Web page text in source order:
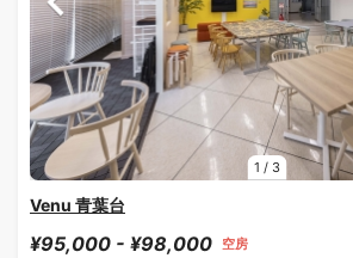
1 / 3
Venu 青葉台
¥95,000 - ¥98,000 空房